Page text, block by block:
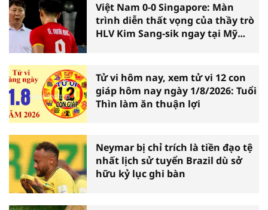
Việt Nam 0-0 Singapore: Màn
trình diễn thất vọng của thầy trò
HLV Kim Sang-sik ngay tại Mỹ
Tử vi hôm nay, xem tử vi 12 con
giáp hôm nay ngày 1/8/2026: Tuổi
Thìn làm ăn thuận lợi
Neymar bị chỉ trích là tiền đạo tệ
nhất lịch sử tuyển Brazil dù sở
hữu kỷ lục ghi bàn